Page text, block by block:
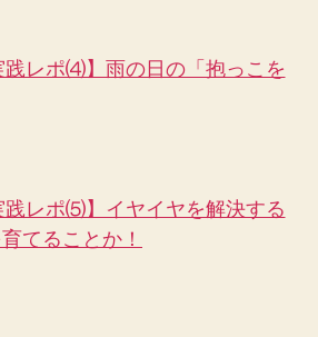
践レポ⑷】雨の日の「抱っこを
践レポ⑸】イヤイヤを解決する
てることか！